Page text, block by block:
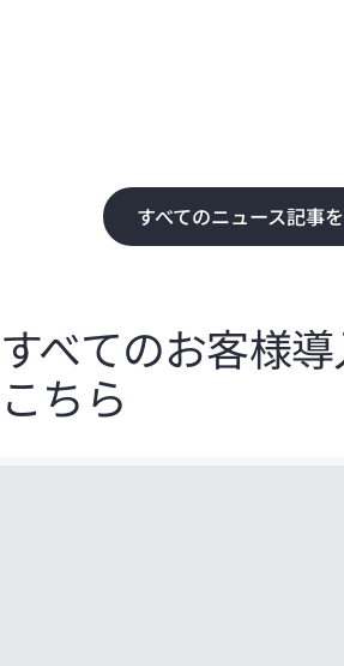
すべてのニュース記事
すべてのお客様
こちら